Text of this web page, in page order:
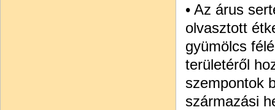
• Az árus
olvasztott
gyümölcs
területéről
szempontok
származási